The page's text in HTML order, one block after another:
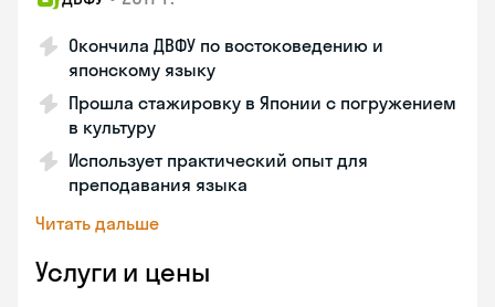
Окончила ДВФУ по востоковедению и
японскому языку
Прошла стажировку в Японии с погружением
в культуру
Использует практический опыт для
преподавания языка
Читать дальше
Услуги и цены